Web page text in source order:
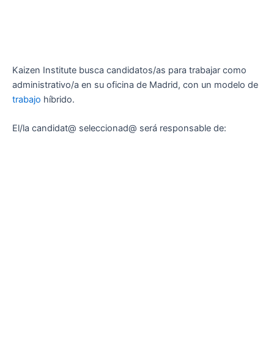
Kaizen Institute busca candidatos/as para trabajar como
administrativo/a en su oficina de Madrid, con un modelo de
trabajo híbrido.
El/la candidat@ seleccionad@ será responsable de: